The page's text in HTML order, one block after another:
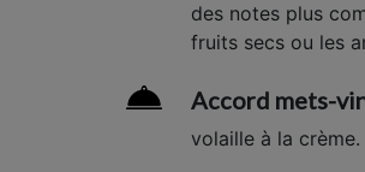
des notes plus
fruits secs ou les
Accord mets-
volaille à la crème.